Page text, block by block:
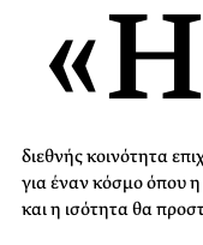
«Η
διεθνής κοινότητα
για έναν κόσμο όπου
και η ισότητα θα